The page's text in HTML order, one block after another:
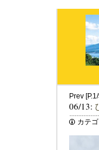
Prev
06/13:
カテ